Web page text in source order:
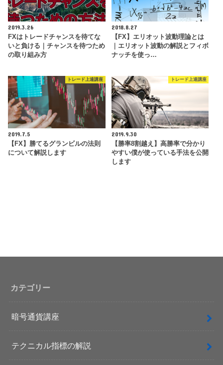
2019.3.26
FXはトレードチャンスを待てな
いと負ける｜チャンスを待つため
の取り組み方
2018.8.27
【FX】エリオット波動理論とは
｜エリオット波動の解説とフィボ
ナッチを使っ…
トレード上達講座
2019.7.5
【FX】勝てるグランビルの法則
について解説します
トレード上達講座
2019.9.30
【勝率8割越え】高勝率で分かり
やすい僕が使っている手法を公開
します
カテゴリー
暗号通貨講座
テクニカル指標の解説